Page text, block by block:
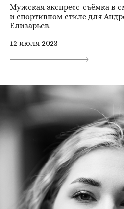
Мужская экспресс-съёмка в
и спортивном стиле для
Елизарьев.
12 июля 2023